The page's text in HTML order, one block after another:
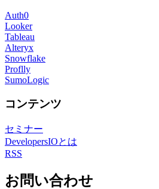
Auth0
Looker
Tableau
Alteryx
Snowflake
Proflly
SumoLogic
コンテンツ
セミナー
DevelopersIOとは
RSS
お問い合わせ